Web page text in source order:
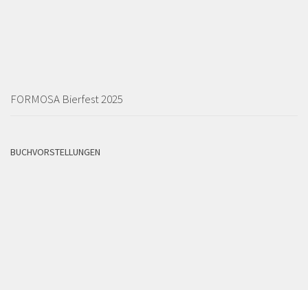
FORMOSA Bierfest 2025
BUCHVORSTELLUNGEN